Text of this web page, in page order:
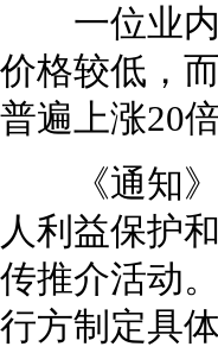
一位业内
价格较低，
普遍上涨20
《通知》
人利益保护
传推介活动
行方制定具